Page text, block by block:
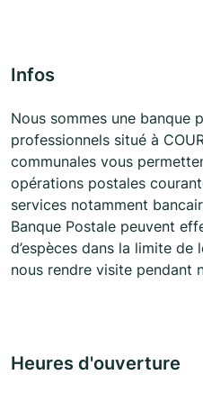
Infos
Nous sommes une banque
professionnels situé à
communales vous
opérations postales
services notamment
Banque Postale peuvent
d’espèces dans la limite
nous rendre visite pendant
Heures d'ouverture